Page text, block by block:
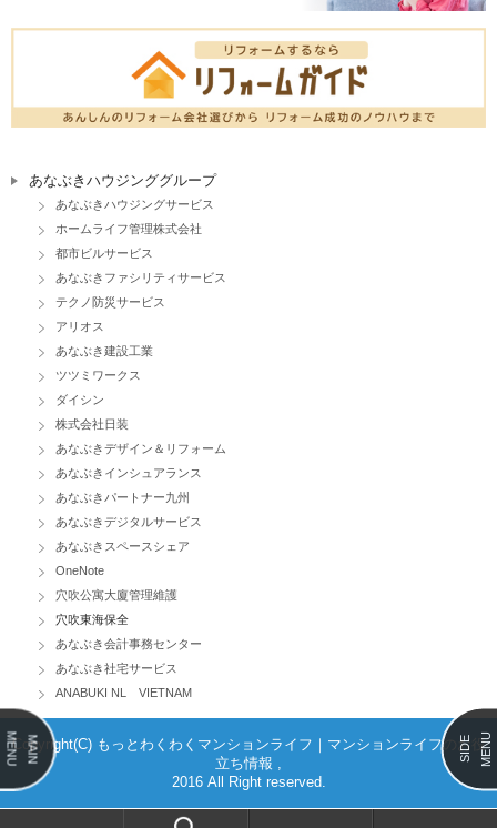
あなぶきハウジンググループ
あなぶきハウジングサービス
ホームライフ管理株式会社
都市ビルサービス
あなぶきファシリティサービス
テクノ防災サービス
アリオス
あなぶき建設工業
ツツミワークス
ダイシン
株式会社日装
あなぶきデザイン＆リフォーム
あなぶきインシュアランス
あなぶきパートナー九州
あなぶきデジタルサービス
あなぶきスペースシェア
OneNote
穴吹公寓大廈管理維護
穴吹東海保全
あなぶき会計事務センター
あなぶき社宅サービス
ANABUKI NL VIETNAM
Copyright(C) もっとわくわくマンションライフ｜マンションライフのお役
立ち情報 ,
2016 All Right reserved.
MAIN
MENU SIDE MENU